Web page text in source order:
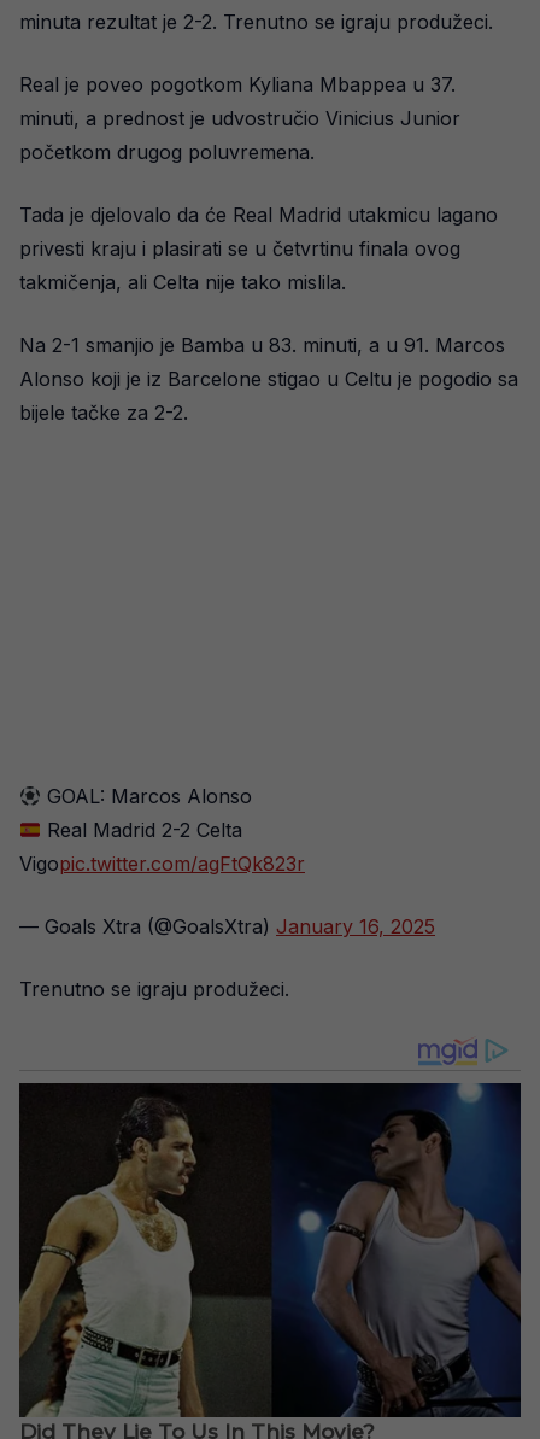
minuta rezultat je 2-2. Trenutno se igraju produžeci.
Real je poveo pogotkom Kyliana Mbappea u 37.
minuti, a prednost je udvostručio Vinicius Junior
početkom drugog poluvremena.
Tada je djelovalo da će Real Madrid utakmicu lagano
privesti kraju i plasirati se u četvrtinu finala ovog
takmičenja, ali Celta nije tako mislila.
Na 2-1 smanjio je Bamba u 83. minuti, a u 91. Marcos
Alonso koji je iz Barcelone stigao u Celtu je pogodio sa
bijele tačke za 2-2.
GOAL: Marcos Alonso
Real Madrid 2-2 Celta
Vigopic.twitter.com/agFtQk823r
— Goals Xtra (@GoalsXtra) January 16, 2025
Trenutno se igraju produžeci.